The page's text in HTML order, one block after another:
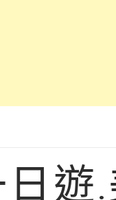
遊